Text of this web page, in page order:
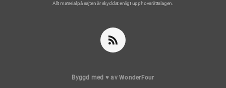
Allt material på sajten är skyddat enligt upphovsrättslagen.
Byggd med ♥ avWonderFour